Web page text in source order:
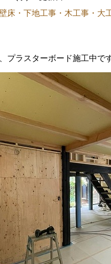
床・下地工事・木工事・大
プラスターボード施工中です